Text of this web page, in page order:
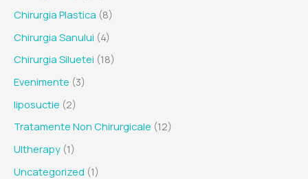
Chirurgia Plastica (8)
Chirurgia Sanului (4)
Chirurgia Siluetei (18)
Evenimente (3)
liposuctie (2)
Tratamente Non Chirurgicale (12)
Ultherapy (1)
Uncategorized (1)